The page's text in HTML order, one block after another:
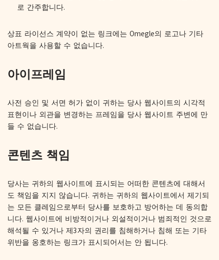
로 간주합니다.
상표 라이선스 계약이 없는 링크에는 Omegle의 로고나 기타
아트웍을 사용할 수 없습니다.
아이프레임
사전 승인 및 서면 허가 없이 귀하는 당사 웹사이트의 시각적
표현이나 외관을 변경하는 프레임을 당사 웹사이트 주변에 만
들 수 없습니다.
콘텐츠 책임
당사는 귀하의 웹사이트에 표시되는 어떠한 콘텐츠에 대해서
도 책임을 지지 않습니다. 귀하는 귀하의 웹사이트에서 제기되
는 모든 클레임으로부터 당사를 보호하고 방어하는 데 동의합
니다. 웹사이트에 비방적이거나 외설적이거나 범죄적인 것으로
해석될 수 있거나 제3자의 권리를 침해하거나 침해 또는 기타
위반을 옹호하는 링크가 표시되어서는 안 됩니다.